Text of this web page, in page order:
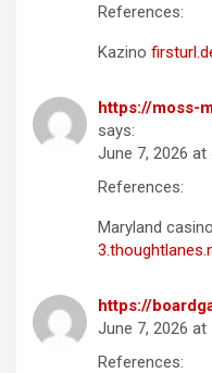
References:
Kazino
https://moss-
says:
June 7, 2026 at
References:
Maryland
https://
June 7, 2026 at
References: